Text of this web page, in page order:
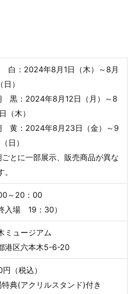
白：2024年8月1日（木）～8月
日）
黒：2024年8月12日（月）～8
（木）
黄：2024年8月23日（金）～9
日）
とに一部展示、販売商品が異な
～20：00
入場 19：30）
ミュージアム
港区六本木5-6-20
（税込）
典(アクリルスタンド)付き